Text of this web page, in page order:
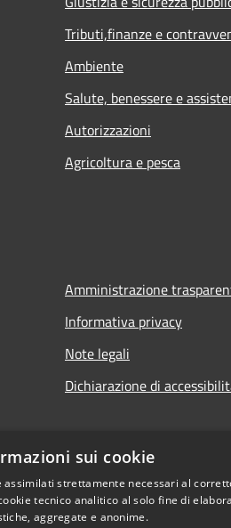
Tributi,finanze e
Ambiente
Salute, benessere e
Autorizzazioni
Agricoltura e pesca
Amministrazione
Informativa privacy
Note legali
Dichiarazione di
sui cookie
assimilati strettamente necessari al
tecnico analitico al solo fine di
aggregate e anonime.